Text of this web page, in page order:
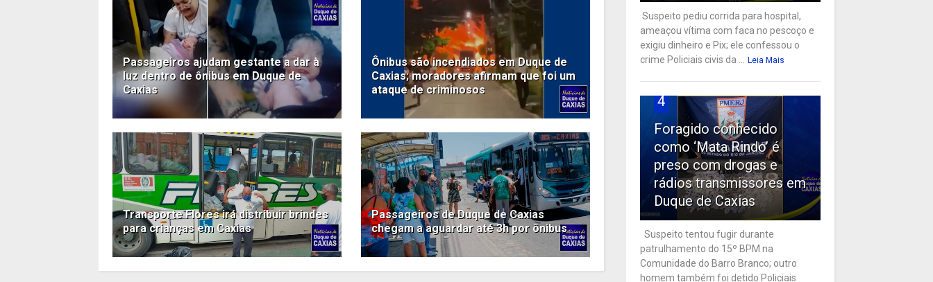
Passageiros ajudam gestante a dar à
luz dentro de ônibus em Duque de
Caxias
Ônibus são incendiados em Duque de
Caxias; moradores afirmam que foi um
ataque de criminosos
Transporte Flores irá distribuir brindes
para crianças em Caxias
Passageiros de Duque de Caxias
chegam a aguardar até 3h por ônibus
Suspeito pediu corrida para hospital,
ameaçou vítima com faca no pescoço e
exigiu dinheiro e Pix; ele confessou o
crime Policiais civis da ...
Leia Mais
4
Foragido conhecido
como ‘Mata Rindo’ é
preso com drogas e
rádios transmissores em
Duque de Caxias
Suspeito tentou fugir durante
patrulhamento do 15º BPM na
Comunidade do Barro Branco; outro
homem também foi detido Policiais